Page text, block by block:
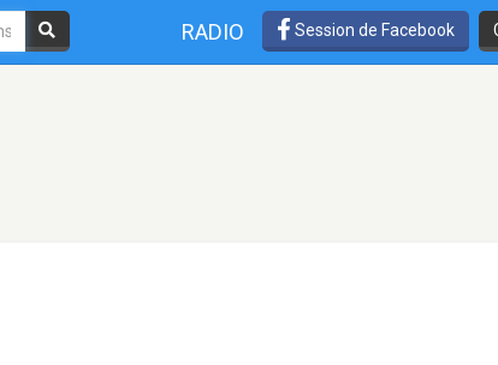
RADIO Session de Facebook